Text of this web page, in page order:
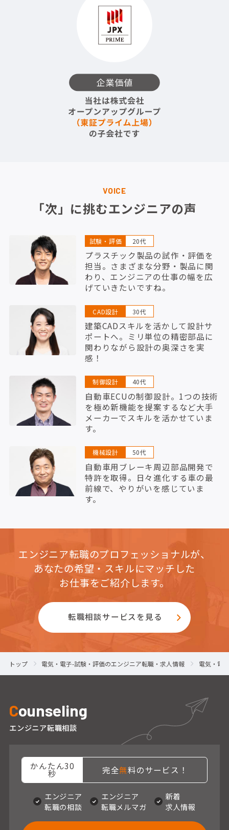
VOICE
「次」に挑むエンジニアの声
試験・評価 20代
プラスチック製品の試作・評価を
担当。さまざまな分野・製品に関
わり、エンジニアの仕事の幅を広
げていきたいですね。
CAD設計 30代
建築CADスキルを活かして設計サ
ポートへ。ミリ単位の精密部品に
関わりながら設計の奥深さを実
感！
制御設計 40代
自動車ECUの制御設計。1つの技術
を極め新機能を提案するなど大手
メーカーでスキルを活かせていま
す。
機械設計 50代
自動車用ブレーキ周辺部品開発で
特許を取得。日々進化する車の最
前線で、やりがいを感じていま
す。
エンジニア転職のプロフェッショナルが、
あなたの希望・スキルにマッチした
お仕事をご紹介します。
転職相談サービスを見る
トップ 電気・電子-試験・評価のエンジニア転職・求人情報 電気・電
Counseling
エンジニア転職相談
かんたん30
秒 完全無料のサービス！
エンジニア
転職の相談
エンジニア
転職メルマガ
新着
求人情報